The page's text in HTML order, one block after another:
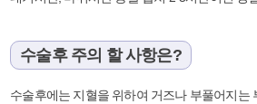
수술후 주의 할 사항은?
수술후에는 지혈을 위하여 거즈나 부풀어지는